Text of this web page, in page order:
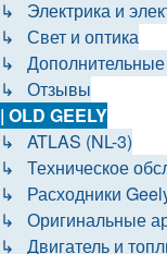
↳ Электрика и
↳ Свет и оптика
↳ Дополнительные
↳ Отзывы
| OLD GEELY
↳ ATLAS (NL-3)
↳ Техническое
↳ Расходники
↳ Оригинальные
↳ Двигатель и